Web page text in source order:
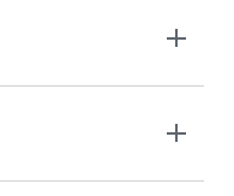
買取価格